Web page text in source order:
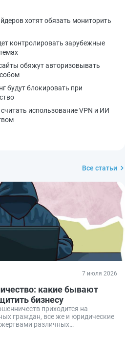
хотят обязать мониторить
контролировать зарубежные
обяжут авторизовывать
будут блокировать при
использование VPN и ИИ
Все статьи
7 июля 2026
какие бывают
бизнесу
приходится на
граждан, все же и юридические
различных